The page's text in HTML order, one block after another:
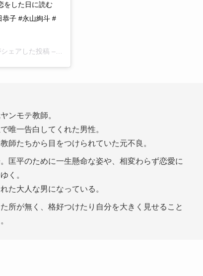
をした日に読む
恭子 #永山絢斗 #
ェアした投稿 – 2019年 1月月13日午後8時56分PST
ンモテ教師。
唯一告白してくれた男性。
師たちから目をつけられていた元不良。
匡平のために一生懸命な姿や、相変わらず恋愛に
く。
た大人な男になっている。
所が無く、格好つけたり自分を大きく見せること